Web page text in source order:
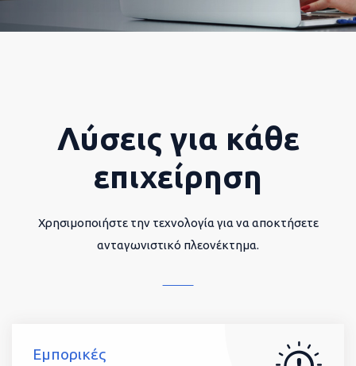
Λύσεις για κάθε
επιχείρηση
Χρησιμοποιήστε την τεχνολογία για να αποκτήσετε
ανταγωνιστικό πλεονέκτημα.
Εμπορικές